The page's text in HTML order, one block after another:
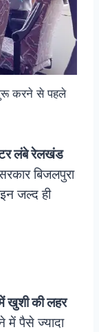
करने से पहले
लंबे रेलखंड
बिजलपुरा
जल्द ही
में खुशी की लहर
में पैसे ज्यादा